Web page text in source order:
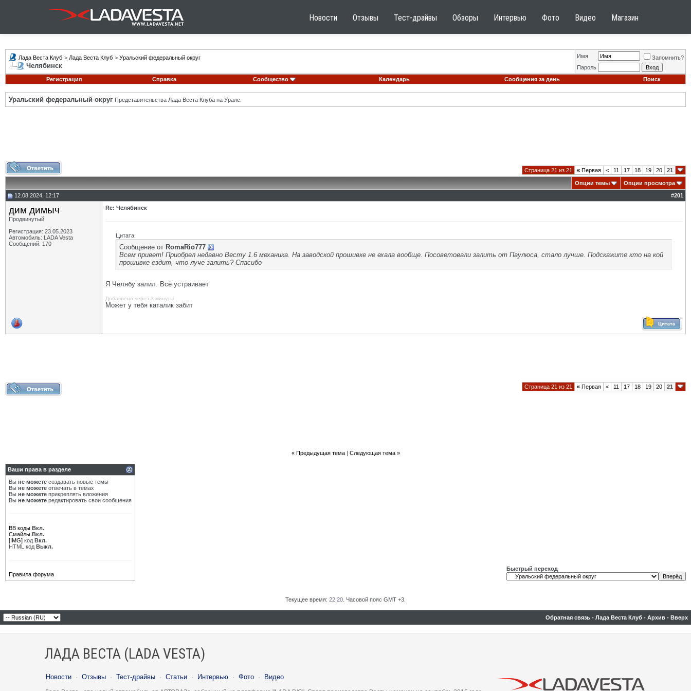
Новости Отзывы Тест-драйвы Обзоры Интервью Фото Видео Магазин
Лада Веста Клуб > Лада Веста Клуб > Уральский федеральный округ
Челябинск
Имя
Запомнить?
Пароль
Регистрация
Справка Сообщество Календарь Сообщения за день Поиск
Уральский федеральный округ Представительства Лада Веста Клуба на Урале.
Страница 21 из 21 « Первая < 11 17 18 19 20 21
Опции темы
Опции просмотра
12.08.2024, 12:17
#201
дим димыч
Продвинутый
Регистрация: 23.05.2023
Автомобиль: LADA Vesta
Сообщений: 170
Re: Челябинск
Цитата:
Сообщение от RomaRio777
Всем привет! Приобрел недавно Весту 1.6 механика. На заводской прошивке не ехала вообще. Посоветовали залить от Паулюса, стало лучше. Подскажите кто на кой
прошивке ездит, что луче залить? Спасибо
Я Челябу залил. Всё устраивает
Добавлено через 3 минуты
Может у тебя каталик забит
Страница 21 из 21 « Первая < 11 17 18 19 20 21
« Предыдущая тема| Следующая тема »
Ваши права в разделе
Вы не можете создавать новые темы
Вы не можете отвечать в темах
Вы не можете прикреплять вложения
Вы не можете редактировать свои сообщения
BB коды Вкл.
Смайлы Вкл.
[IMG] код Вкл.
HTML код Выкл.
Правила форума
Быстрый переход
Текущее время: 22:20 . Часовой пояс GMT +3.
Обратная связь - Лада Веста Клуб - Архив - Вверх
ЛАДА ВЕСТА (LADA VESTA)
Новости · Отзывы · Тест-драйвы · Статьи · Интервью · Фото · Видео